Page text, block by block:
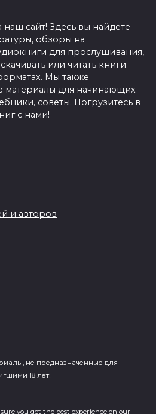
сайт! Здесь вы найдете
обзоры на
для прослушивания,
или читать книги
Мы также
материалы для начинающих
советы. Погрузитесь в
с нами!
и авторов
не предназначенные для
18 лет!
you get the best experience on our